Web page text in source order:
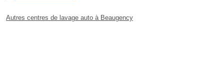
Autres centres de lavage auto à Beaugency